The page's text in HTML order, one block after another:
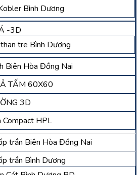
Bình Dương
-3D
tre Bình Dương
Biên Hòa Đồng Nai
TẤM 60X60
3D
Compact HPL
trần Biên Hòa Đồng Nai
trần Bình Dương